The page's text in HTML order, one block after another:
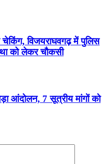
चेकिंग, विजयराघवगढ़ में पुलिस
को लेकर चौकसी
आंदोलन, 7 सूत्रीय मांगों को